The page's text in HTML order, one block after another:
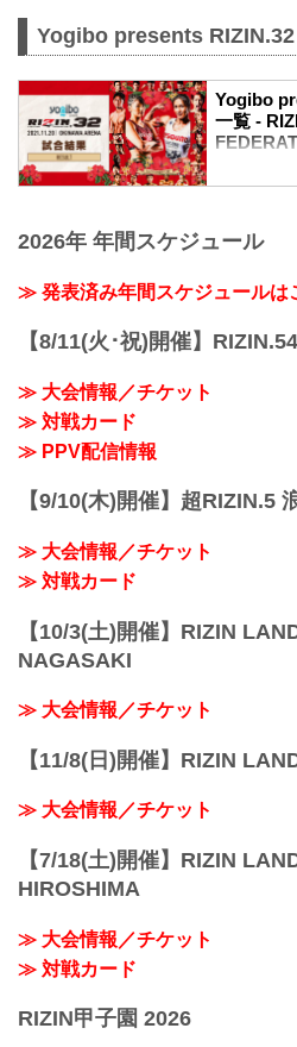
Yogibo presents
Yogibo
一覧 -
第13試合
3R（50.0kg
2R 3分35
≫ 試合結
第12試合
≫ 試合結
第11試合
2026年 年間スケジュール
≫ 発表済み年間スケジュールは
【8/11(火･祝)開催】
≫ 大会情報／チケット
≫ 対戦カード
≫ PPV配信情報
【9/10(木)開催】超RIZIN.5
≫ 大会情報／チケット
≫ 対戦カード
【10/3(土)開催】RIZIN
NAGASAKI
≫ 大会情報／チケット
【11/8(日)開催】RIZIN
≫ 大会情報／チケット
【7/18(土)開催】RIZIN
HIROSHIMA
≫ 大会情報／チケット
≫ 対戦カード
RIZIN甲子園 2026